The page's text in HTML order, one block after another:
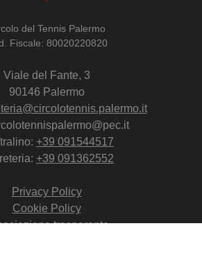
del Tennis Palermo
Fiscale: 80020220820
Viale del Fante, 3
90146 Palermo
+39 091544517
+39 091362552
Privacy Policy
Cookie Policy
trasparente